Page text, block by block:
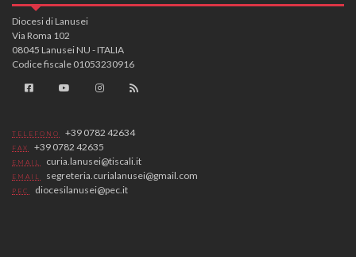
Diocesi di Lanusei
Via Roma 102
08045 Lanusei NU - ITALIA
Codice fiscale 01053230916
TELEFONO +39 0782 42634
FAX +39 0782 42635
EMAIL curia.lanusei@tiscali.it
EMAIL segreteria.curialanusei@gmail.com
PEC diocesilanusei@pec.it